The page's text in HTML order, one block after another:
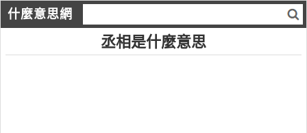
什麼意思網
丞相是什麼意思